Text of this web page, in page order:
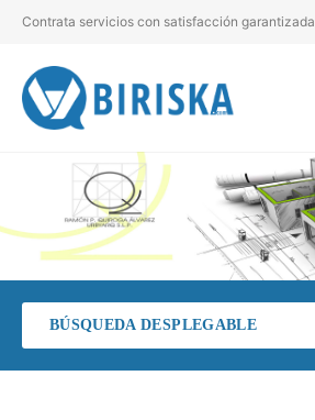
Contrata servicios con satisfacción garantizada
BÚSQUEDA DESPLEGABLE